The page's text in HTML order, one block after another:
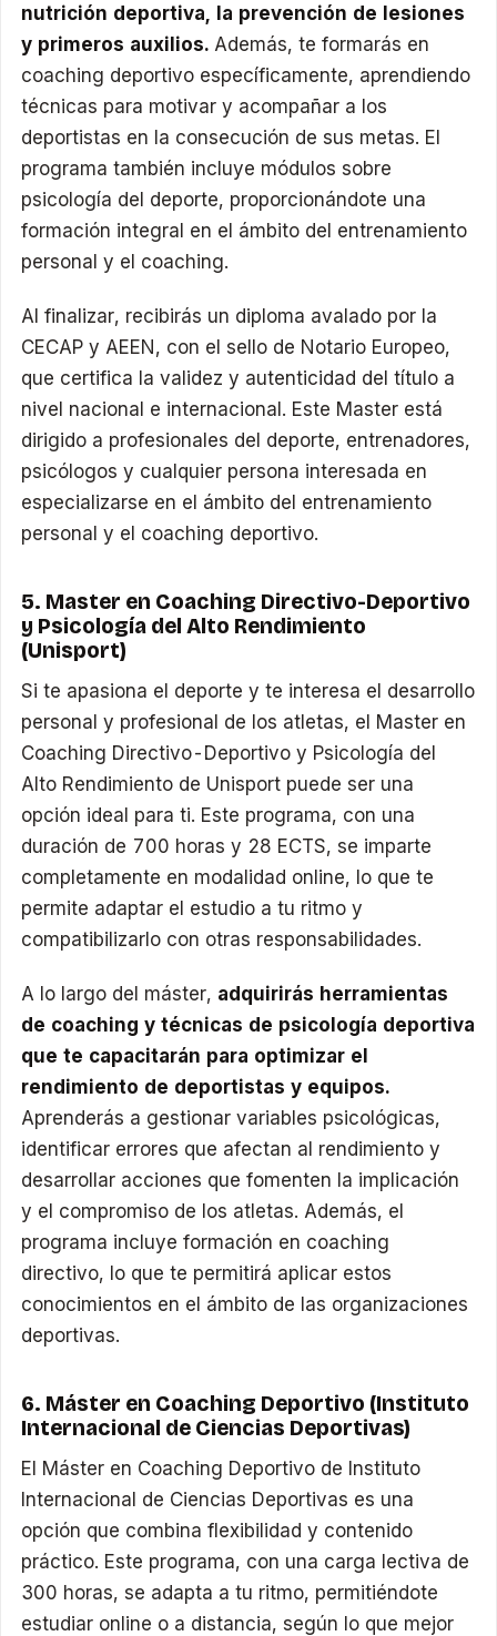
nutrición deportiva, la prevención de lesiones
y primeros auxilios. Además, te formarás en
coaching deportivo específicamente, aprendiendo
técnicas para motivar y acompañar a los
deportistas en la consecución de sus metas. El
programa también incluye módulos sobre
psicología del deporte, proporcionándote una
formación integral en el ámbito del entrenamiento
personal y el coaching.
Al finalizar, recibirás un diploma avalado por la
CECAP y AEEN, con el sello de Notario Europeo,
que certifica la validez y autenticidad del título a
nivel nacional e internacional. Este Master está
dirigido a profesionales del deporte, entrenadores,
psicólogos y cualquier persona interesada en
especializarse en el ámbito del entrenamiento
personal y el coaching deportivo.
5. Master en Coaching Directivo-Deportivo
y Psicología del Alto Rendimiento
(Unisport)
Si te apasiona el deporte y te interesa el desarrollo
personal y profesional de los atletas, el Master en
Coaching Directivo-Deportivo y Psicología del
Alto Rendimiento de Unisport puede ser una
opción ideal para ti. Este programa, con una
duración de 700 horas y 28 ECTS, se imparte
completamente en modalidad online, lo que te
permite adaptar el estudio a tu ritmo y
compatibilizarlo con otras responsabilidades.​
A lo largo del máster, adquirirás herramientas
de coaching y técnicas de psicología deportiva
que te capacitarán para optimizar el
rendimiento de deportistas y equipos.
Aprenderás a gestionar variables psicológicas,
identificar errores que afectan al rendimiento y
desarrollar acciones que fomenten la implicación
y el compromiso de los atletas. Además, el
programa incluye formación en coaching
directivo, lo que te permitirá aplicar estos
conocimientos en el ámbito de las organizaciones
deportivas.
6. Máster en Coaching Deportivo (Instituto
Internacional de Ciencias Deportivas)
El Máster en Coaching Deportivo de Instituto
Internacional de Ciencias Deportivas es una
opción que combina flexibilidad y contenido
práctico. Este programa, con una carga lectiva de
300 horas, se adapta a tu ritmo, permitiéndote
estudiar online o a distancia, según lo que mejor